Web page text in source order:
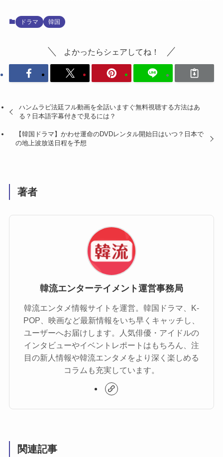
ドラマ 韓国
よかったらシェアしてね！
ハンムラビ法廷フル動画を全話いますぐ無料視聴する方法はあ
る？日本語字幕付きで見るには？
【韓国ドラマ】かわせ運命のDVDレンタル開始日はいつ？日本で
の地上波放送日程を予想
著者
韓流エンターテイメント運営事務局
韓流エンタメ情報サイトを運営。韓国ドラマ、K-
POP、映画など最新情報をいち早くキャッチし、
ユーザーへお届けします。人気俳優・アイドルの
インタビューやイベントレポートはもちろん、注
目の新人情報や韓流エンタメをより深く楽しめる
コラムも充実しています。
関連記事